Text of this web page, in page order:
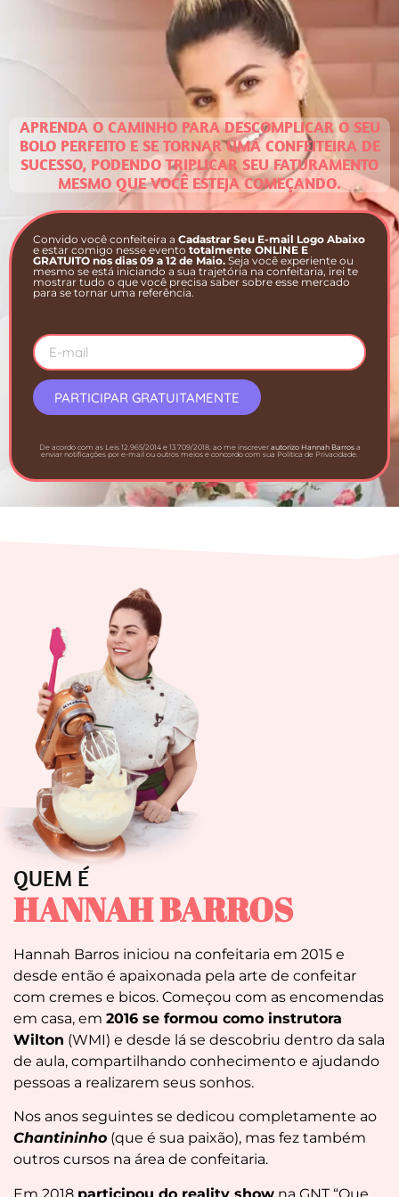
APRENDA O CAMINHO PARA DESCOMPLICAR O SEU
BOLO PERFEITO E SE TORNAR UMA CONFEITEIRA DE
SUCESSO, PODENDO TRIPLICAR SEU FATURAMENTO
MESMO QUE VOCÊ ESTEJA COMEÇANDO.
Convido você confeiteira a Cadastrar Seu E-mail Logo Abaixo
e estar comigo nesse evento totalmente ONLINE E
GRATUITO nos dias 09 a 12 de Maio. Seja você experiente ou
mesmo se está iniciando a sua trajetória na confeitaria, irei te
mostrar tudo o que você precisa saber sobre esse mercado
para se tornar uma referência.
PARTICIPAR GRATUITAMENTE
De acordo com as Leis 12.965/2014 e 13.709/2018, ao me inscrever autorizo Hannah Barrosa
enviar notificações por e-mail ou outros meios e concordo com sua Política de Privacidade.
QUEM É
HANNAH BARROS
Hannah Barros iniciou na confeitaria em 2015 e
desde então é apaixonada pela arte de confeitar
com cremes e bicos. Começou com as encomendas
em casa, em 2016 se formou como instrutora
Wilton (WMI) e desde lá se descobriu dentro da sala
de aula, compartilhando conhecimento e ajudando
pessoas a realizarem seus sonhos.
Nos anos seguintes se dedicou completamente ao
Chantininho (que é sua paixão), mas fez também
outros cursos na área de confeitaria.